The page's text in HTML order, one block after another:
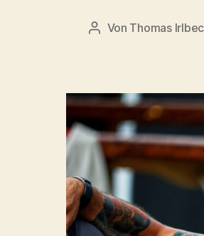
Beitragsautor
Von Thomas